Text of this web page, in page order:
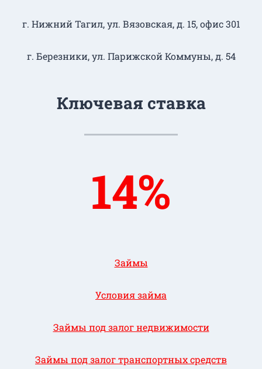
г. Нижний Тагил​, ул. Вязовская, д. 15, офис 301
г. Березники, ул. Парижской Коммуны, д. 54
Ключевая ставка
14%
Займы
Условия займа
Займы под залог недвижимости
Займы под залог транспортных средств